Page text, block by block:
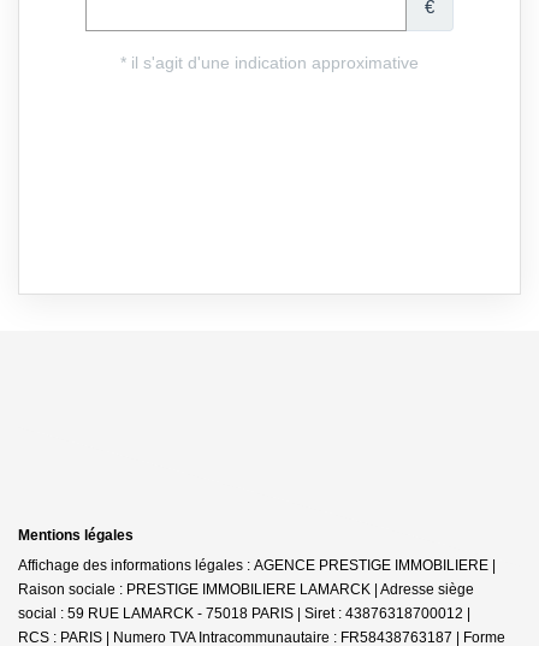
Mentions légales
Affichage des informations légales : AGENCE PRESTIGE IMMOBILIERE |
Raison sociale : PRESTIGE IMMOBILIERE LAMARCK | Adresse siège
social : 59 RUE LAMARCK - 75018 PARIS | Siret : 43876318700012 |
RCS : PARIS | Numero TVA Intracommunautaire : FR58438763187 | Forme